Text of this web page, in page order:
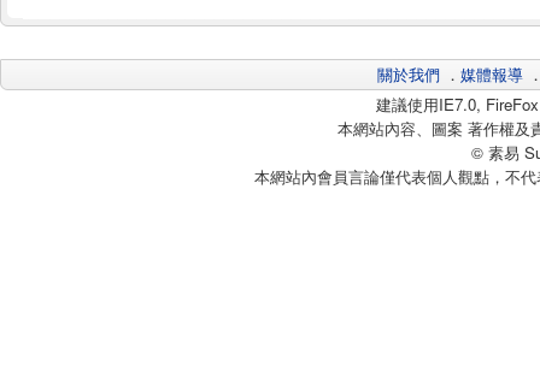
關於我們 ． 媒體報導
建議使用IE7.0,
本網站內容、圖案 著作權及
© 素易
本網站內會員言論僅代表個人觀點，不